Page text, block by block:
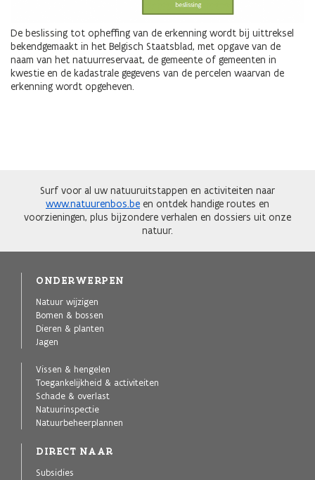
De beslissing tot opheffing van de erkenning wordt bij uittreksel
bekendgemaakt in het Belgisch Staatsblad, met opgave van de
naam van het natuurreservaat, de gemeente of gemeenten in
kwestie en de kadastrale gegevens van de percelen waarvan de
erkenning wordt opgeheven.
Surf voor al uw natuuruitstappen en activiteiten naar
www.natuurenbos.be en ontdek handige routes en
voorzieningen, plus bijzondere verhalen en dossiers uit onze
natuur.
ONDERWERPEN
Natuur wijzigen
Bomen & bossen
Dieren & planten
Jagen
Vissen & hengelen
Toegankelijkheid & activiteiten
Schade & overlast
Natuurinspectie
Natuurbeheerplannen
DIRECT NAAR
Subsidies